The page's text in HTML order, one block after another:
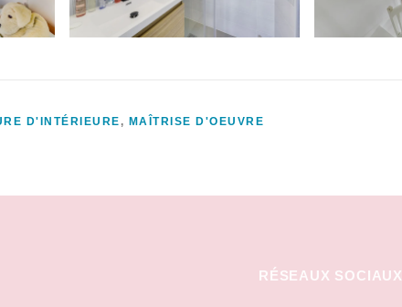
D'INTÉRIEURE , MAÎTRISE D'OEUVRE
RÉSEAUX SOCIAUX